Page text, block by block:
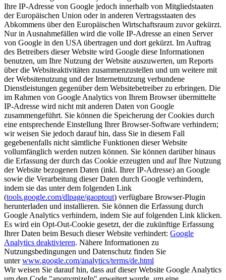
Ihre IP-Adresse von Google jedoch innerhalb von Mitgliedstaaten
der Europäischen Union oder in anderen Vertragsstaaten des
Abkommens über den Europäischen Wirtschaftsraum zuvor gekürzt.
Nur in Ausnahmefällen wird die volle IP-Adresse an einen Server
von Google in den USA übertragen und dort gekürzt. Im Auftrag
des Betreibers dieser Website wird Google diese Informationen
benutzen, um Ihre Nutzung der Website auszuwerten, um Reports
über die Websiteaktivitäten zusammenzustellen und um weitere mit
der Websitenutzung und der Internetnutzung verbundene
Dienstleistungen gegenüber dem Websitebetreiber zu erbringen. Die
im Rahmen von Google Analytics von Ihrem Browser übermittelte
IP-Adresse wird nicht mit anderen Daten von Google
zusammengeführt. Sie können die Speicherung der Cookies durch
eine entsprechende Einstellung Ihrer Browser-Software verhindern;
wir weisen Sie jedoch darauf hin, dass Sie in diesem Fall
gegebenenfalls nicht sämtliche Funktionen dieser Website
vollumfänglich werden nutzen können. Sie können darüber hinaus
die Erfassung der durch das Cookie erzeugten und auf Ihre Nutzung
der Website bezogenen Daten (inkl. Ihrer IP-Adresse) an Google
sowie die Verarbeitung dieser Daten durch Google verhindern,
indem sie das unter dem folgenden Link
(tools.google.com/dlpage/gaoptout) verfügbare Browser-Plugin
herunterladen und installieren. Sie können die Erfassung durch
Google Analytics verhindern, indem Sie auf folgenden Link klicken.
Es wird ein Opt-Out-Cookie gesetzt, der die zukünftige Erfassung
Ihrer Daten beim Besuch dieser Website verhindert: Google
Analytics deaktivieren. Nähere Informationen zu
Nutzungsbedingungen und Datenschutz finden Sie
unterwww.google.com/analytics/terms/de.html
Wir weisen Sie darauf hin, dass auf dieser Website Google Analytics